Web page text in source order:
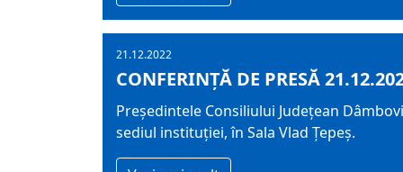
21.12.2022
CONFERINȚĂ DE PRESĂ
Președintele Consiliului Județean
sediul instituției, în Sala Vlad Țepeș.